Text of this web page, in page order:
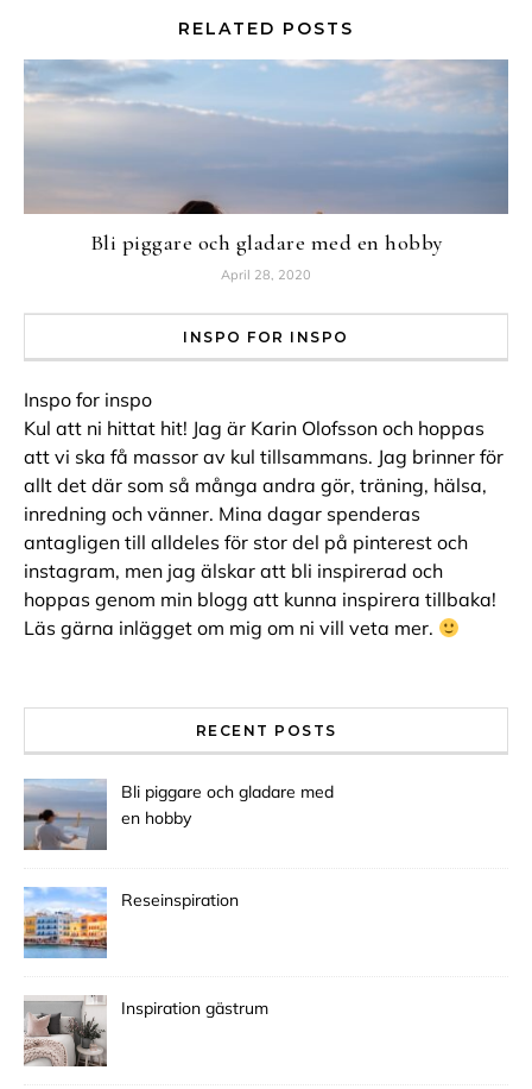
RELATED POSTS
Bli piggare och gladare med en hobby
April 28, 2020
INSPO FOR INSPO
Inspo for inspo
Kul att ni hittat hit! Jag är Karin Olofsson och hoppas
att vi ska få massor av kul tillsammans. Jag brinner för
allt det där som så många andra gör, träning, hälsa,
inredning och vänner. Mina dagar spenderas
antagligen till alldeles för stor del på pinterest och
instagram, men jag älskar att bli inspirerad och
hoppas genom min blogg att kunna inspirera tillbaka!
Läs gärna inlägget om mig om ni vill veta mer.
RECENT POSTS
Bli piggare och gladare med
en hobby
Reseinspiration
Inspiration gästrum